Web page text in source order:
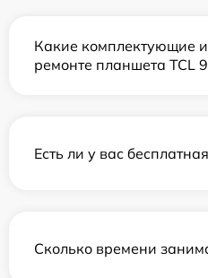
Какие комплектующие
ремонте планшета TCL
Есть ли у вас
Сколько времени